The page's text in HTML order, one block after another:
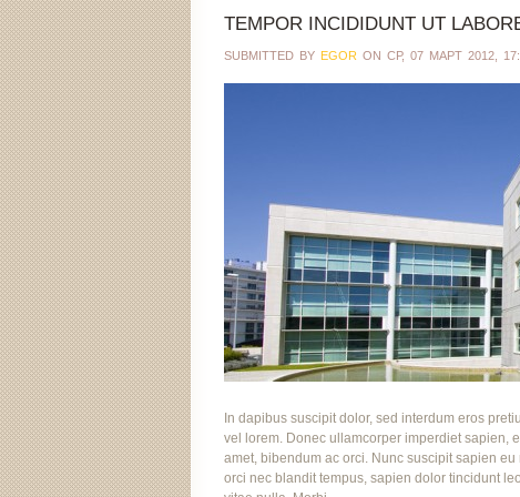
TEMPOR INCIDIDUNT UT
SUBMITTED BY EGOR ON СР, 07 МАРТ 2012,
In dapibus suscipit dolor, sed interdum eros
vel lorem. Donec ullamcorper imperdiet sapien,
amet, bibendum ac orci. Nunc suscipit sapien
orci nec blandit tempus, sapien dolor tincidunt